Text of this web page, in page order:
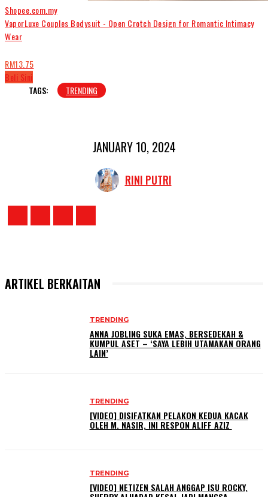
Shopee.com.my
VaporLuxe Couples Bodysuit - Open Crotch Design for Romantic Intimacy
Wear
RM13.75
Beli Sini
TAGS:
TRENDING
JANUARY 10, 2024
RINI PUTRI
ARTIKEL BERKAITAN
TRENDING
ANNA JOBLING SUKA EMAS, BERSEDEKAH &
KUMPUL ASET – ‘SAYA LEBIH UTAMAKAN ORANG
LAIN’
TRENDING
[VIDEO] DISIFATKAN PELAKON KEDUA KACAK
OLEH M. NASIR, INI RESPON ALIFF AZIZ
TRENDING
[VIDEO] NETIZEN SALAH ANGGAP ISU ROCKY,